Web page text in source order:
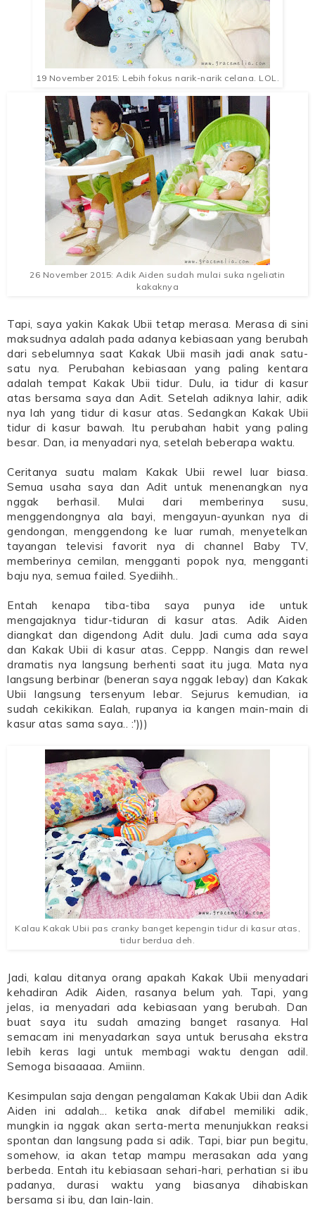
19 November 2015: Lebih fokus narik-narik celana. LOL.
26 November 2015: Adik Aiden sudah mulai suka ngeliatin
kakaknya
Tapi, saya yakin Kakak Ubii tetap merasa. Merasa di sini
maksudnya adalah pada adanya kebiasaan yang berubah
dari sebelumnya saat Kakak Ubii masih jadi anak satu-
satu nya. Perubahan kebiasaan yang paling kentara
adalah tempat Kakak Ubii tidur. Dulu, ia tidur di kasur
atas bersama saya dan Adit. Setelah adiknya lahir, adik
nya lah yang tidur di kasur atas. Sedangkan Kakak Ubii
tidur di kasur bawah. Itu perubahan habit yang paling
besar. Dan, ia menyadari nya, setelah beberapa waktu.
Ceritanya suatu malam Kakak Ubii rewel luar biasa.
Semua usaha saya dan Adit untuk menenangkan nya
nggak berhasil. Mulai dari memberinya susu,
menggendongnya ala bayi, mengayun-ayunkan nya di
gendongan, menggendong ke luar rumah, menyetelkan
tayangan televisi favorit nya di channel Baby TV,
memberinya cemilan, mengganti popok nya, mengganti
baju nya, semua failed. Syediihh..
Entah kenapa tiba-tiba saya punya ide untuk
mengajaknya tidur-tiduran di kasur atas. Adik Aiden
diangkat dan digendong Adit dulu. Jadi cuma ada saya
dan Kakak Ubii di kasur atas. Ceppp. Nangis dan rewel
dramatis nya langsung berhenti saat itu juga. Mata nya
langsung berbinar (beneran saya nggak lebay) dan Kakak
Ubii langsung tersenyum lebar. Sejurus kemudian, ia
sudah cekikikan. Ealah, rupanya ia kangen main-main di
kasur atas sama saya.. :')))
Kalau Kakak Ubii pas cranky banget kepengin tidur di kasur atas,
tidur berdua deh.
Jadi, kalau ditanya orang apakah Kakak Ubii menyadari
kehadiran Adik Aiden, rasanya belum yah. Tapi, yang
jelas, ia menyadari ada kebiasaan yang berubah. Dan
buat saya itu sudah amazing banget rasanya. Hal
semacam ini menyadarkan saya untuk berusaha ekstra
lebih keras lagi untuk membagi waktu dengan adil.
Semoga bisaaaaa. Amiinn.
Kesimpulan saja dengan pengalaman Kakak Ubii dan Adik
Aiden ini adalah... ketika anak difabel memiliki adik,
mungkin ia nggak akan serta-merta menunjukkan reaksi
spontan dan langsung pada si adik. Tapi, biar pun begitu,
somehow, ia akan tetap mampu merasakan ada yang
berbeda. Entah itu kebiasaan sehari-hari, perhatian si ibu
padanya, durasi waktu yang biasanya dihabiskan
bersama si ibu, dan lain-lain.